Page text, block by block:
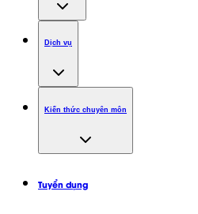
Dịch vụ
Kiến thức chuyên môn
Tuyển dụng